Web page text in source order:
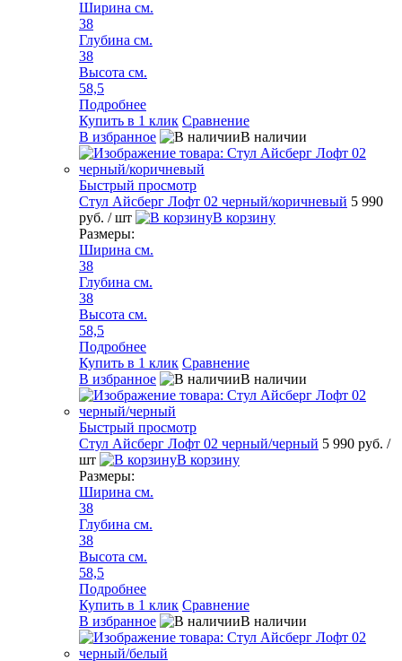
Ширина см.
38
Глубина см.
38
Высота см.
58,5
Подробнее
Купить в 1 клик Сравнение
В избранное
В наличии
Быстрый просмотр
Стул Айсберг Лофт 02 черный/коричневый 5 990
руб. / шт
В корзину
Размеры:
Ширина см.
38
Глубина см.
38
Высота см.
58,5
Подробнее
Купить в 1 клик Сравнение
В избранное
В наличии
Быстрый просмотр
Стул Айсберг Лофт 02 черный/черный 5 990 руб. /
шт
В корзину
Размеры:
Ширина см.
38
Глубина см.
38
Высота см.
58,5
Подробнее
Купить в 1 клик Сравнение
В избранное
В наличии